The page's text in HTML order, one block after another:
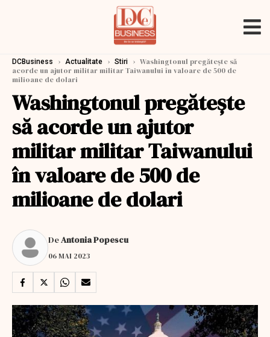
DCBusiness › Actualitate › Stiri › Washingtonul pregătește să
acorde un ajutor militar militar Taiwanului în valoare de 500 de
milioane de dolari
Washingtonul pregătește
să acorde un ajutor
militar militar Taiwanului
în valoare de 500 de
milioane de dolari
DeAntonia Popescu
06 MAI 2023